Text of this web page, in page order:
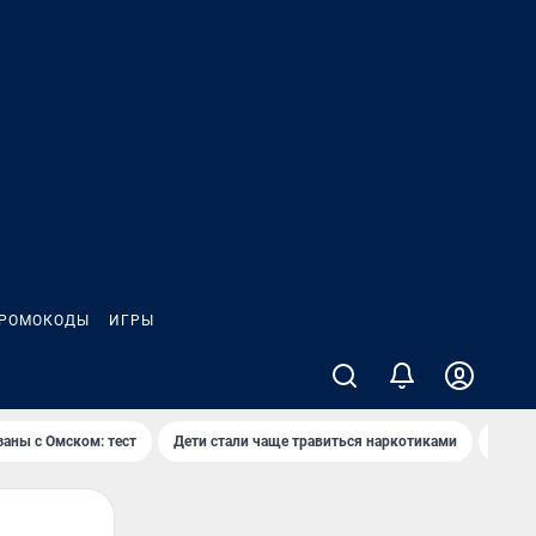
ИГРЫ
с Омском: тест Дети стали чаще травиться наркотиками